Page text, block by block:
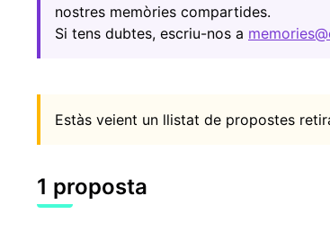
nostres memòries compartides.
Si tens dubtes, escriu-nos a
Estàs veient un llistat de propostes
1 proposta